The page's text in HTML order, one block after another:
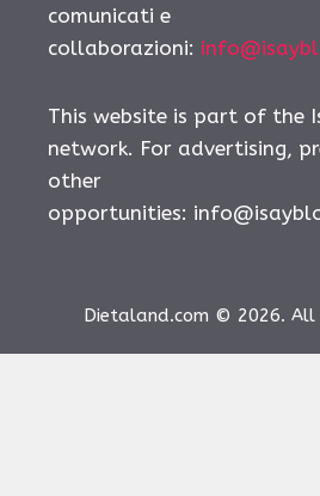
comunicati e
collaborazioni:
This website is part of the
network. For advertising,
other
opportunities:
Dietaland.com © 2026. All